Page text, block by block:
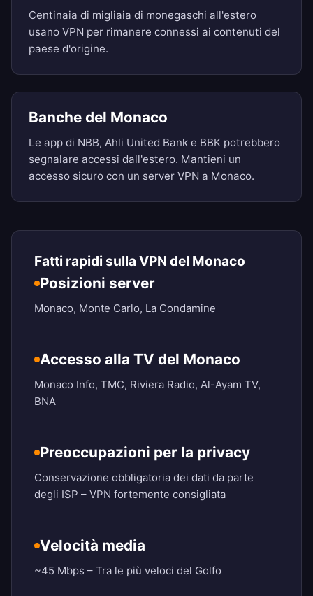
Centinaia di migliaia di monegaschi all'estero
usano VPN per rimanere connessi ai contenuti del
paese d'origine.
Banche del Monaco
Le app di NBB, Ahli United Bank e BBK potrebbero
segnalare accessi dall'estero. Mantieni un
accesso sicuro con un server VPN a Monaco.
Fatti rapidi sulla VPN del Monaco
Posizioni server
Monaco, Monte Carlo, La Condamine
Accesso alla TV del Monaco
Monaco Info, TMC, Riviera Radio, Al-Ayam TV,
BNA
Preoccupazioni per la privacy
Conservazione obbligatoria dei dati da parte
degli ISP – VPN fortemente consigliata
Velocità media
~45 Mbps – Tra le più veloci del Golfo